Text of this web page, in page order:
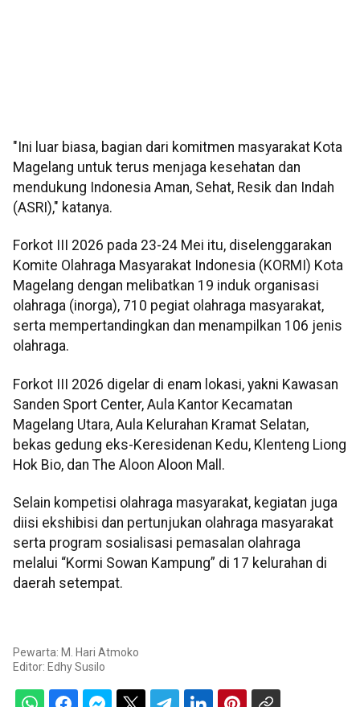
"Ini luar biasa, bagian dari komitmen masyarakat Kota
Magelang untuk terus menjaga kesehatan dan
mendukung Indonesia Aman, Sehat, Resik dan Indah
(ASRI)," katanya.
Forkot III 2026 pada 23-24 Mei itu, diselenggarakan
Komite Olahraga Masyarakat Indonesia (KORMI) Kota
Magelang dengan melibatkan 19 induk organisasi
olahraga (inorga), 710 pegiat olahraga masyarakat,
serta mempertandingkan dan menampilkan 106 jenis
olahraga.
Forkot III 2026 digelar di enam lokasi, yakni Kawasan
Sanden Sport Center, Aula Kantor Kecamatan
Magelang Utara, Aula Kelurahan Kramat Selatan,
bekas gedung eks-Keresidenan Kedu, Klenteng Liong
Hok Bio, dan The Aloon Aloon Mall.
Selain kompetisi olahraga masyarakat, kegiatan juga
diisi ekshibisi dan pertunjukan olahraga masyarakat
serta program sosialisasi pemasalan olahraga
melalui “Kormi Sowan Kampung” di 17 kelurahan di
daerah setempat.
Pewarta: M. Hari Atmoko
Editor: Edhy Susilo